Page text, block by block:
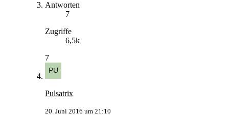
Antworten
7
Zugriffe
6,5k
7
Pulsatrix
20. Juni 2016 um 21:10